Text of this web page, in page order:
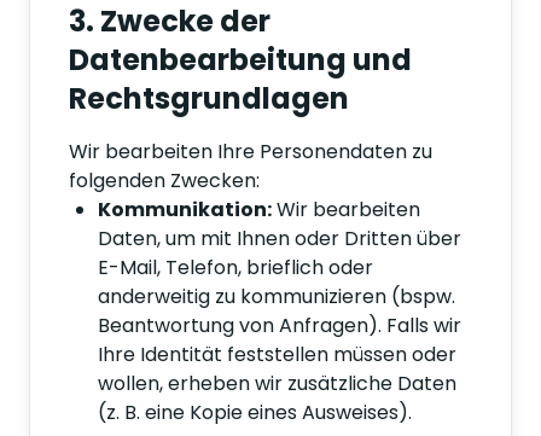
3. Zwecke der
Datenbearbeitung und
Rechtsgrundlagen
Wir bearbeiten Ihre Personendaten zu
folgenden Zwecken:
Kommunikation:Wir bearbeiten
Daten, um mit Ihnen oder Dritten über
E-Mail, Telefon, brieflich oder
anderweitig zu kommunizieren (bspw.
Beantwortung von Anfragen). Falls wir
Ihre Identität feststellen müssen oder
wollen, erheben wir zusätzliche Daten
(z. B. eine Kopie eines Ausweises).